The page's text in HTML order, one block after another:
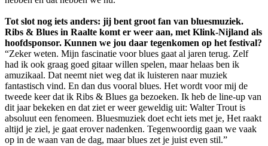
Tot slot nog iets anders: jij bent groot fan van bluesmuziek.
Ribs & Blues in Raalte komt er weer aan, met Klink-Nijland als
hoofdsponsor. Kunnen we jou daar tegenkomen op het festival?
“Zeker weten. Mijn fascinatie voor blues gaat al jaren terug. Zelf
had ik ook graag goed gitaar willen spelen, maar helaas ben ik
amuzikaal. Dat neemt niet weg dat ik luisteren naar muziek
fantastisch vind. En dan dus vooral blues. Het wordt voor mij de
tweede keer dat ik Ribs & Blues ga bezoeken. Ik heb de line-up van
dit jaar bekeken en dat ziet er weer geweldig uit: Walter Trout is
absoluut een fenomeen. Bluesmuziek doet echt iets met je, Het raakt
altijd je ziel, je gaat erover nadenken. Tegenwoordig gaan we vaak
op in de waan van de dag, maar blues zet je juist even stil.”